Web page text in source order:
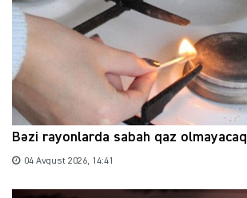
Bəzi rayonlarda sabah qaz olmayacaq
04 Avqust 2026, 14:41